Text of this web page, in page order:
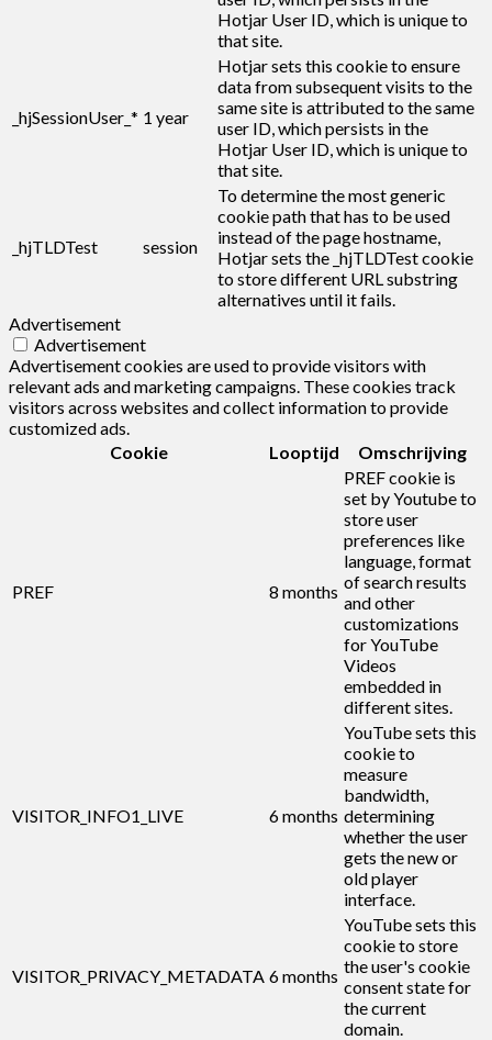
Hotjar User ID, which is unique to
that site.
_hjSessionUser_* 1 year
Hotjar sets this cookie to ensure
data from subsequent visits to the
same site is attributed to the same
user ID, which persists in the
Hotjar User ID, which is unique to
that site.
_hjTLDTest session
To determine the most generic
cookie path that has to be used
instead of the page hostname,
Hotjar sets the _hjTLDTest cookie
to store different URL substring
alternatives until it fails.
Advertisement
Advertisement
Advertisement cookies are used to provide visitors with
relevant ads and marketing campaigns. These cookies track
visitors across websites and collect information to provide
customized ads.
Cookie
Looptijd Omschrijving
PREF 8 months
PREF cookie is
set by Youtube to
store user
preferences like
language, format
of search results
and other
customizations
for YouTube
Videos
embedded in
different sites.
VISITOR_INFO1_LIVE 6 months
YouTube sets this
cookie to
measure
bandwidth,
determining
whether the user
gets the new or
old player
interface.
VISITOR_PRIVACY_METADATA 6 months
YouTube sets this
cookie to store
the user's cookie
consent state for
the current
domain.